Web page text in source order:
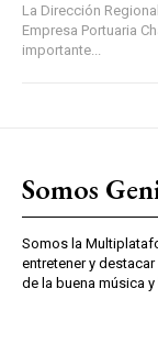
La Dirección
Empresa Portuaria
importante...
Somos
Somos la
entretener y
de la buena música y